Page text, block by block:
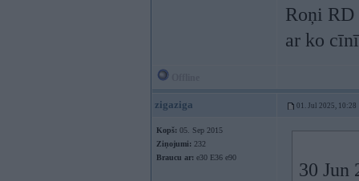
Roņi RD
ar ko
zigaziga 01. Jul 2025, 10:28
Kopš: 05. Sep 2015
Ziņojumi: 232
Braucu ar: e30 E36 e90
30 Jun